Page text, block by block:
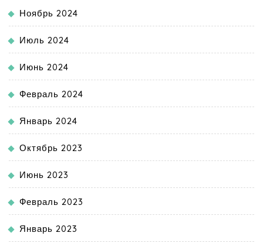
Ноябрь 2024
Июль 2024
Июнь 2024
Февраль 2024
Январь 2024
Октябрь 2023
Июнь 2023
Февраль 2023
Январь 2023